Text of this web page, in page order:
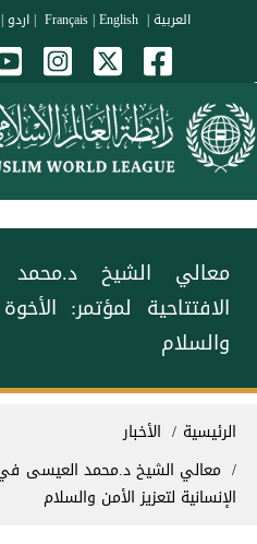
تجاوز إلى المحتوى الرئيسي
العربية|
|English
| اردو|
معالي الشيخ
الافتتاحية لمؤتمر:
والسلام
مسار التنقل
الرئيسية
الأخبار
معالي الشيخ د.محمد العيسى في
الإنسانية لتعزيز الأمن والسلام